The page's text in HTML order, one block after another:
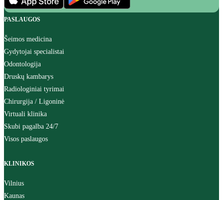
PASLAUGOS
Šeimos medicina
Gydytojai specialistai
Odontologija
Druskų kambarys
Radiologiniai tyrimai
Chirurgija / Ligoninė
Virtuali klinika
Skubi pagalba 24/7
Visos paslaugos
KLINIKOS
Vilnius
Kaunas